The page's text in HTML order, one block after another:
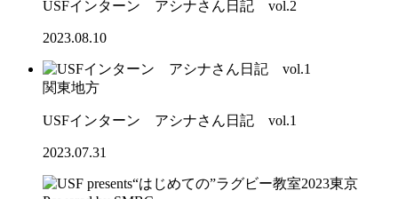
USFインターン アシナさん日記 vol.2
2023.08.10
関東地方
USFインターン アシナさん日記 vol.1
2023.07.31